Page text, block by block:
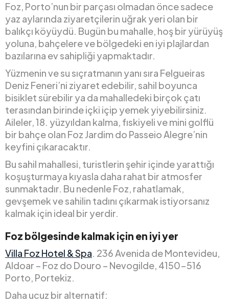
Foz, Porto’nun bir parçası olmadan önce sadece
yaz aylarında ziyaretçilerin uğrak yeri olan bir
balıkçı köyüydü. Bugün bu mahalle, hoş bir yürüyüş
yoluna, bahçelere ve bölgedeki en iyi plajlardan
bazılarına ev sahipliği yapmaktadır.
Yüzmenin ve su sıçratmanın yanı sıra Felgueiras
Deniz Feneri’ni ziyaret edebilir, sahil boyunca
bisiklet sürebilir ya da mahalledeki birçok çatı
terasından birinde içki içip yemek yiyebilirsiniz.
Aileler, 18. yüzyıldan kalma, fıskiyeli ve mini golflü
bir bahçe olan Foz Jardim do Passeio Alegre’nin
keyfini çıkaracaktır.
Bu sahil mahallesi, turistlerin şehir içinde yarattığı
koşuşturmaya kıyasla daha rahat bir atmosfer
sunmaktadır. Bu nedenle Foz, rahatlamak,
gevşemek ve sahilin tadını çıkarmak istiyorsanız
kalmak için ideal bir yerdir.
Foz bölgesinde kalmak için en iyi yer
Villa Foz Hotel & Spa. 236 Avenida de Montevideu,
Aldoar – Foz do Douro – Nevogilde, 4150-516
Porto, Portekiz.
Daha ucuz bir alternatif: